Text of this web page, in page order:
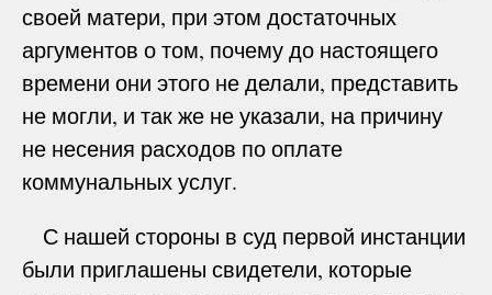
своей матери, при этом достаточных
аргументов о том, почему до настоящего
времени они этого не делали, представить
не могли, и так же не указали, на причину
не несения расходов по оплате
коммунальных услуг.
С нашей стороны в суд первой инстанции
были приглашены свидетели, которые